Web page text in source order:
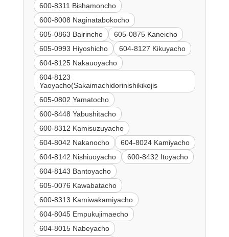
600-8311 Bishamoncho
600-8008 Naginatabokocho
605-0863 Bairincho
605-0875 Kaneicho
605-0993 Hiyoshicho
604-8127 Kikuyacho
604-8125 Nakauoyacho
604-8123
Yaoyacho(Sakaimachidorinishikikojis
605-0802 Yamatocho
600-8448 Yabushitacho
600-8312 Kamisuzuyacho
604-8042 Nakanocho
604-8024 Kamiyacho
604-8142 Nishiuoyacho
600-8432 Itoyacho
604-8143 Bantoyacho
605-0076 Kawabatacho
600-8313 Kamiwakamiyacho
604-8045 Empukujimaecho
604-8015 Nabeyacho